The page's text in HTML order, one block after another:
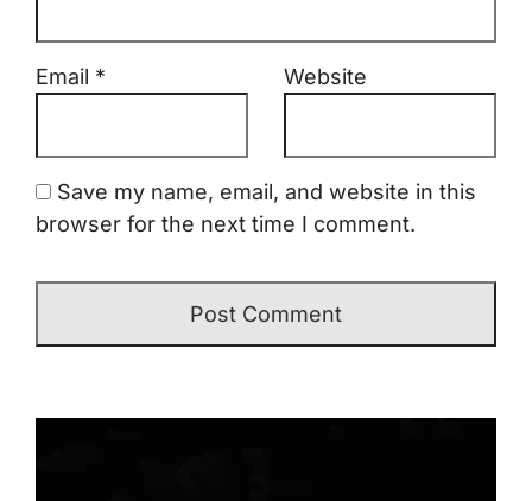
Email * Website
Save my name, email, and website in this
browser for the next time I comment.